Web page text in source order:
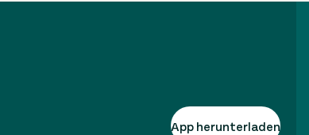
App herunterladen